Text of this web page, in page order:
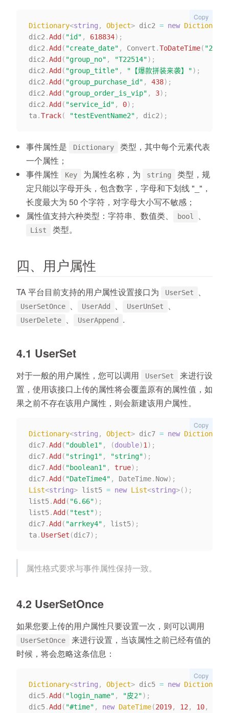
Dictionary<string , Object> dic2 = new Dictionary
dic2 .Add ( "id" , 618834) ;
dic2 .Add ( "create_date" , Convert .ToDateTime(
dic2 .Add ( "group_no" , "T22514") ;
dic2 .Add ( "group_title" , "【爆款拼装来袭】") ;
dic2 .Add ( "group_purchase_id" , 438) ;
dic2 .Add ( "group_order_is_vip" , 3) ;
dic2 .Add ( "service_id" , 0) ;
ta.Track( "testEventName2" , dic2) ;
Copy
事件属性是 Dictionary
类型，其中每个元素代表
一个属性；
事件属性
Key 为属性名称，为 string
类型，规
定只能以字母开头，包含数字，字母和下划线 "_"，
长度最大为 50 个字符，对字母大小写不敏感；
属性值支持六种类型：字符串、数值类、
bool 、
List 类型。
四、用户属性
TA 平台目前支持的用户属性设置接口为 UserSet 、
UserSetOnce 、 UserAdd 、 UserUnSet 、
UserDelete 、 UserAppend .
4.1 UserSet
对于一般的用户属性，您可以调用 UserSet
来进行设
置，使用该接口上传的属性将会覆盖原有的属性值，如
果之前不存在该用户属性，则会新建该用户属性。
Dictionary<string , Object> dic7 = new Dictionary
dic7.Add ( "double1" , (double)1 ) ;
dic7.Add ( "string1" , "string") ;
dic7.Add ( "boolean1" , true) ;
dic7.Add ( "DateTime4" , DateTime. Now) ;
List<string> list5 = new List<string>( ) ;
list5.Add ( "6.66") ;
list5.Add ( "test") ;
dic7.Add ( "arrkey4" , list5) ;
ta. UserSet (dic7) ;
Copy
属性格式要求与事件属性保持一致。
4.2 UserSetOnce
如果您要上传的用户属性只要设置一次，则可以调用
UserSetOnce
来进行设置，当该属性之前已经有值的
时候，将会忽略这条信息：
Dictionary<string , Object> dic5 = new Dictionary
dic5.Add ( "login_name" , "皮2") ;
dic5.Add ( "#time" , new DateTime(2019, 12 , 10,
Copy